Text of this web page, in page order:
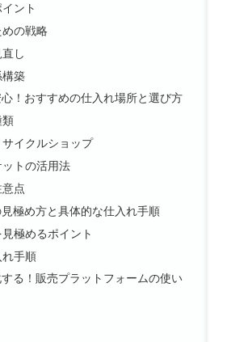
ント
の戦略
し
構築
！おすすめの仕入れ場所と選び方
類
イクルショップ
トの活用法
点
極め方と具体的な仕入れ手順
極めるポイント
手順
る！販売プラットフォームの使い